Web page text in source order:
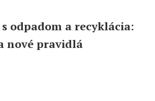
odpadom a recyklácia:
nové pravidlá